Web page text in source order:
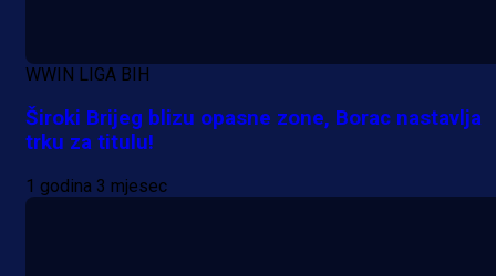
WWIN LIGA BIH
Široki Brijeg blizu opasne zone, Borac nastavlja
trku za titulu!
1 godina 3 mjesec